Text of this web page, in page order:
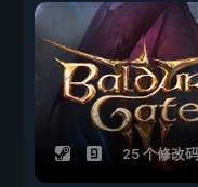
25 个修改码